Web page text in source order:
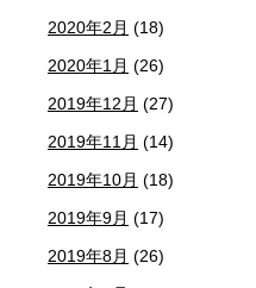
2020年2月 (18)
2020年1月 (26)
2019年12月 (27)
2019年11月 (14)
2019年10月 (18)
2019年9月 (17)
2019年8月 (26)